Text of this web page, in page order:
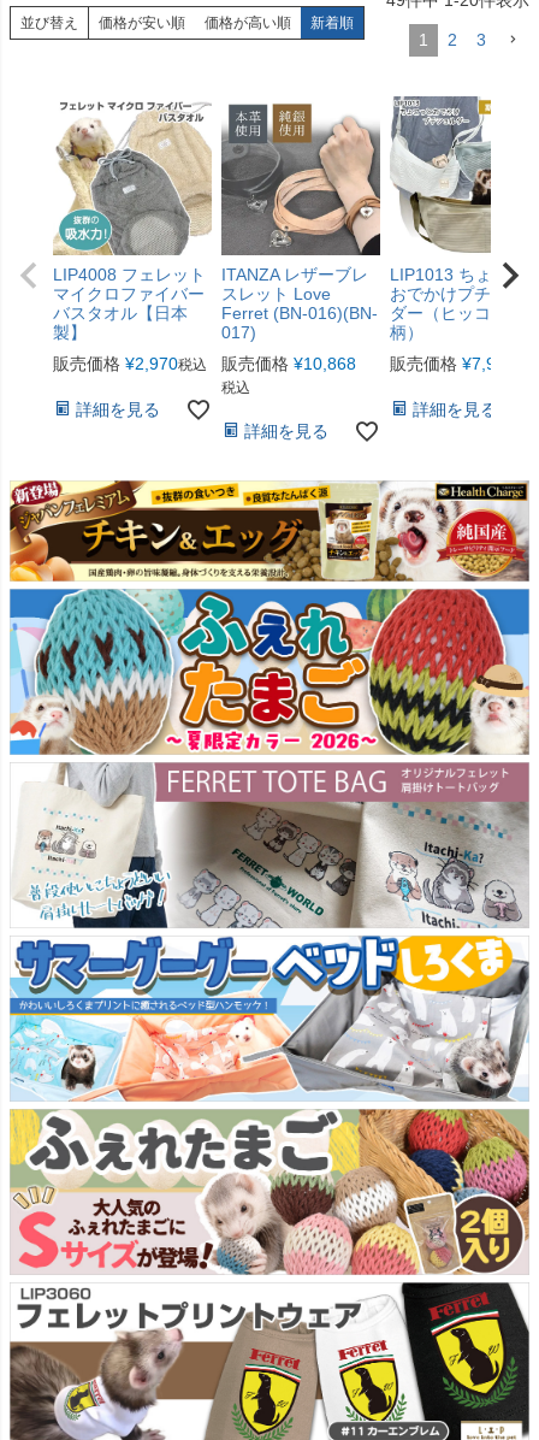
並び替え 価格が安い順 価格が高い順 新着順
1 2 3
LIP4008 フェレット
マイクロファイバー
バスタオル【日本
製】
販売価格 ¥2,970税込
詳細を見る
ITANZA レザーブレ
スレット Love
Ferret (BN-016)(BN-
017)
販売価格 ¥10,868
税込
詳細を見る
LIP1013 ちょこっ
おでかけプチショ
ダー（ヒッコリー
柄）
販売価格 ¥7,920
詳細を見る